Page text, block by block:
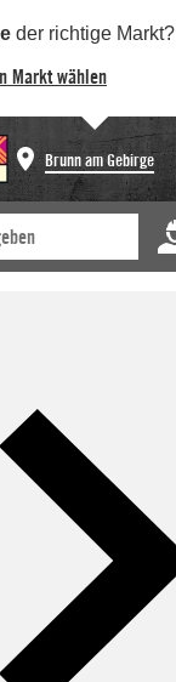
der richtige Markt?
Markt wählen
Brunn am Gebirge